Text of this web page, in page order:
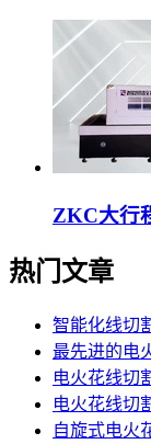
ZKC大行
热门文章
智能化线切
最先进的电
电火花线切
电火花线切
自旋式电火